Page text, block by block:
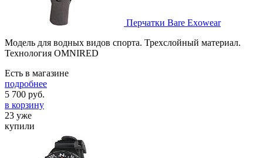
Перчатки Bare Exowear
Модель для водных видов спорта. Трехслойный материал.
Технология OMNIRED
Есть в магазине
подробнее
5 700 руб.
в корзину
23 уже
купили